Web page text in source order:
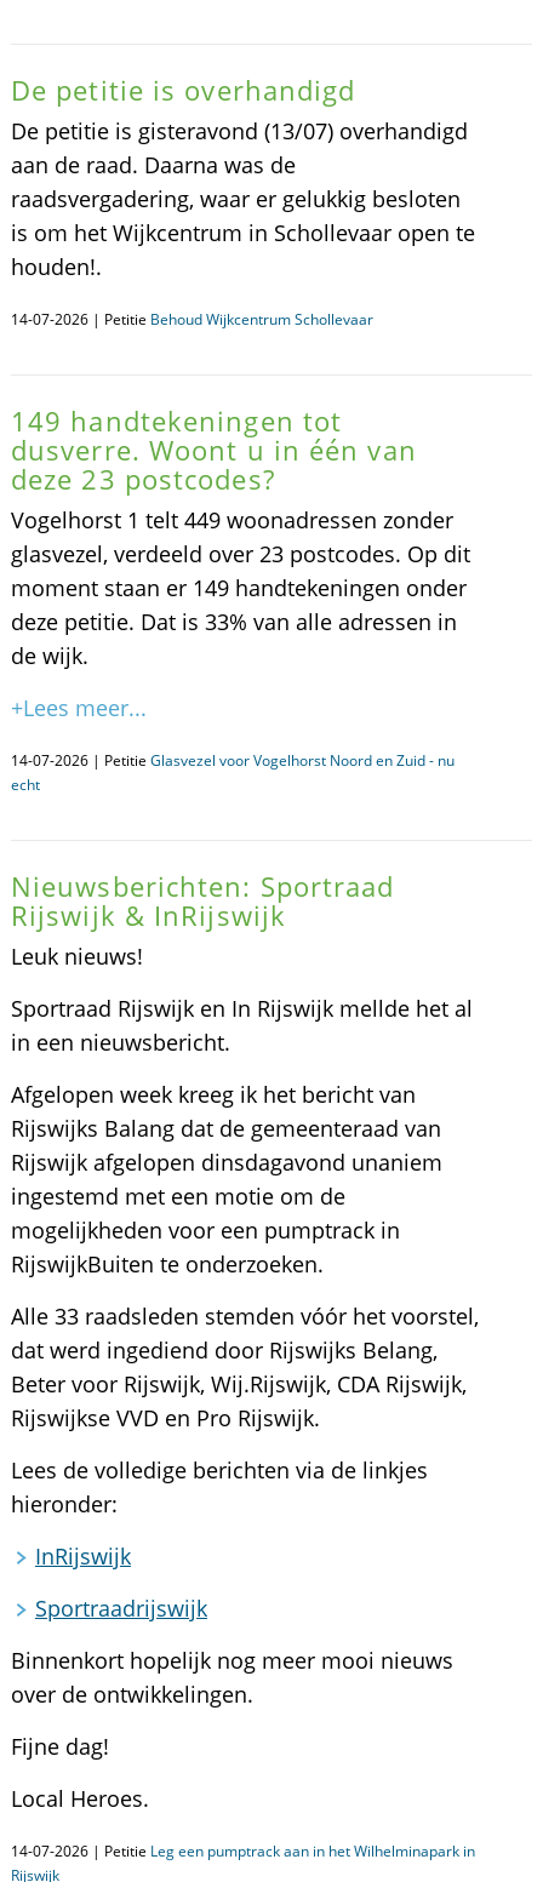
De petitie is overhandigd
De petitie is gisteravond (13/07) overhandigd
aan de raad. Daarna was de
raadsvergadering, waar er gelukkig besloten
is om het Wijkcentrum in Schollevaar open te
houden!.
14-07-2026 | Petitie Behoud Wijkcentrum Schollevaar
149 handtekeningen tot
dusverre. Woont u in één van
deze 23 postcodes?
Vogelhorst 1 telt 449 woonadressen zonder
glasvezel, verdeeld over 23 postcodes. Op dit
moment staan er 149 handtekeningen onder
deze petitie. Dat is 33% van alle adressen in
de wijk.
+Lees meer...
14-07-2026 | Petitie Glasvezel voor Vogelhorst Noord en Zuid - nu
echt
Nieuwsberichten: Sportraad
Rijswijk & InRijswijk
Leuk nieuws!
Sportraad Rijswijk en In Rijswijk mellde het al
in een nieuwsbericht.
Afgelopen week kreeg ik het bericht van
Rijswijks Balang dat de gemeenteraad van
Rijswijk afgelopen dinsdagavond unaniem
ingestemd met een motie om de
mogelijkheden voor een pumptrack in
RijswijkBuiten te onderzoeken.
Alle 33 raadsleden stemden vóór het voorstel,
dat werd ingediend door Rijswijks Belang,
Beter voor Rijswijk, Wij.Rijswijk, CDA Rijswijk,
Rijswijkse VVD en Pro Rijswijk.
Lees de volledige berichten via de linkjes
hieronder:
InRijswijk
Sportraadrijswijk
Binnenkort hopelijk nog meer mooi nieuws
over de ontwikkelingen.
Fijne dag!
Local Heroes.
14-07-2026 | Petitie Leg een pumptrack aan in het Wilhelminapark in
Rijswijk